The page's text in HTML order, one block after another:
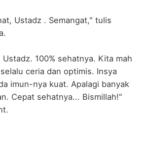
Ustadz . Semangat," tulis
100% sehatnya. Kita mah
ceria dan optimis. Insya
imun-nya kuat. Apalagi banyak
Cepat sehatnya... Bismillah!"